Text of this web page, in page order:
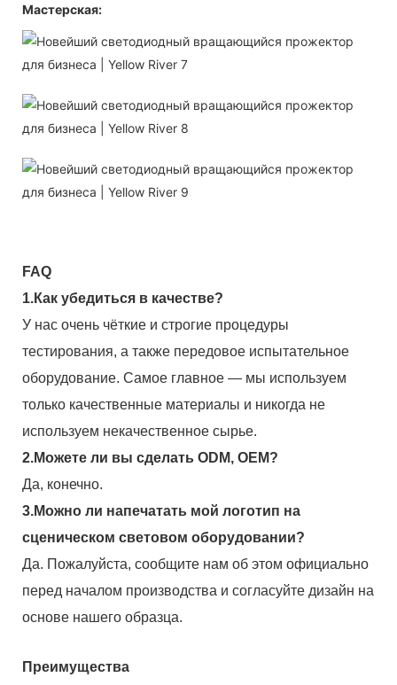
Мастерская:
FAQ
1.Как убедиться в качестве?
У нас очень чёткие и строгие процедуры
тестирования, а также передовое испытательное
оборудование. Самое главное — мы используем
только качественные материалы и никогда не
используем некачественное сырье.
2.Можете ли вы сделать ODM, OEM?
Да, конечно.
3.Можно ли напечатать мой логотип на
сценическом световом оборудовании?
Да. Пожалуйста, сообщите нам об этом официально
перед началом производства и согласуйте дизайн на
основе нашего образца.
Преимущества